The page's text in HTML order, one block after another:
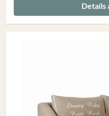
Details